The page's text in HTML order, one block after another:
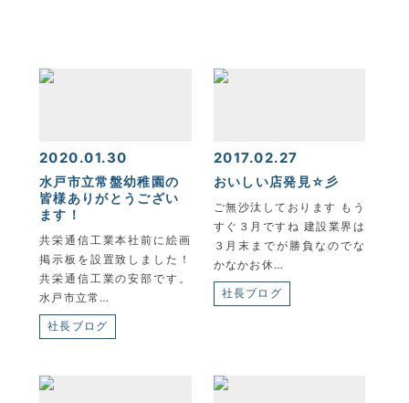
2020.01.30
水戸市立常盤幼稚園の
皆様ありがとうござい
ます！
共栄通信工業本社前に絵画
掲示板を設置致しました！
共栄通信工業の安部です。
水戸市立常…
社長ブログ
2017.02.27
おいしい店発見☆彡
ご無沙汰しております もう
すぐ３月ですね 建設業界は
３月末までが勝負なのでな
かなかお休…
社長ブログ